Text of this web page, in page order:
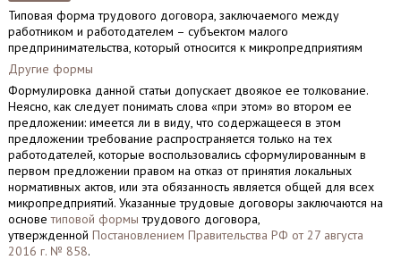
Типовая форма трудового договора, заключаемого между
работником и работодателем – субъектом малого
предпринимательства, который относится к микропредприятиям
Другие формы
Формулировка данной статьи допускает двоякое ее толкование.
Неясно, как следует понимать слова «при этом» во втором ее
предложении: имеется ли в виду, что содержащееся в этом
предложении требование распространяется только на тех
работодателей, которые воспользовались сформулированным в
первом предложении правом на отказ от принятия локальных
нормативных актов, или эта обязанность является общей для всех
микропредприятий. Указанные трудовые договоры заключаются на
основетиповой формы трудового договора,
утвержденной Постановлением Правительства РФ от 27 августа
2016 г. № 858.